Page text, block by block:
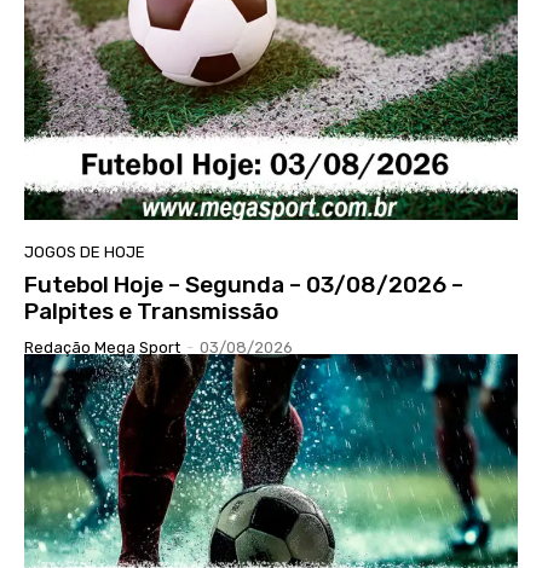
JOGOS DE HOJE
Futebol Hoje – Segunda – 03/08/2026 –
Palpites e Transmissão
Redação Mega Sport - 03/08/2026